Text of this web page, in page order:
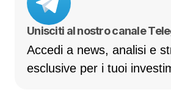
Unisciti al nostro canale
Accedi a news, analisi e
esclusive per i tuoi